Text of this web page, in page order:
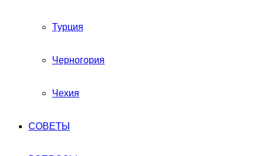
Турция
Черногория
Чехия
СОВЕТЫ